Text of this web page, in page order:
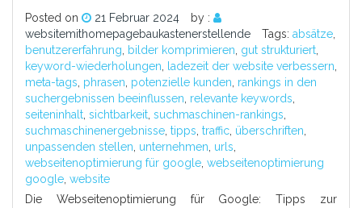
Posted on 21 Februar 2024
by :
websitemithomepagebaukastenerstellende
Tags: absätze
benutzererfahrung
bilder komprimieren gut strukturiert
keyword-wiederholungen
ladezeit der website verbessern
meta-tags phrasen potenzielle kunden rankings in den
suchergebnissen beeinflussen relevante keywords
seiteninhalt sichtbarkeit suchmaschinen-rankings
suchmaschinenergebnisse tipps traffic überschriften
unpassenden stellen unternehmen urls
webseitenoptimierung für google webseitenoptimierung
google website
Die Webseitenoptimierung für Google: Tipps zur